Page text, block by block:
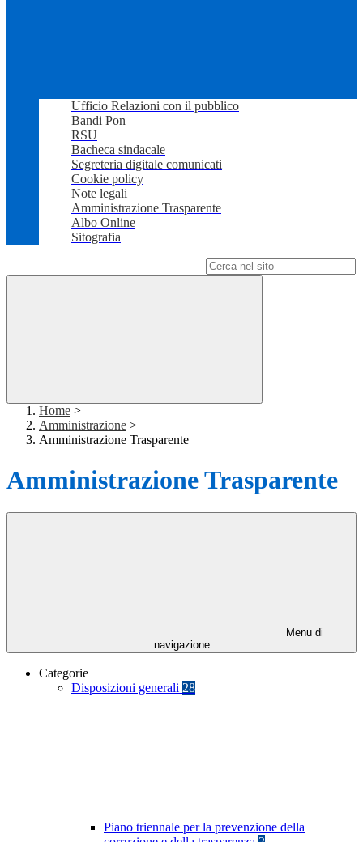
Ufficio Relazioni con il pubblico
Bandi Pon
RSU
Bacheca sindacale
Segreteria digitale comunicati
Cookie policy
Note legali
Amministrazione Trasparente
Albo Online
Sitografia
Home >
Amministrazione >
Amministrazione Trasparente
Amministrazione Trasparente
Menu di
navigazione
Categorie
Disposizioni generali 28
Piano triennale per la prevenzione della